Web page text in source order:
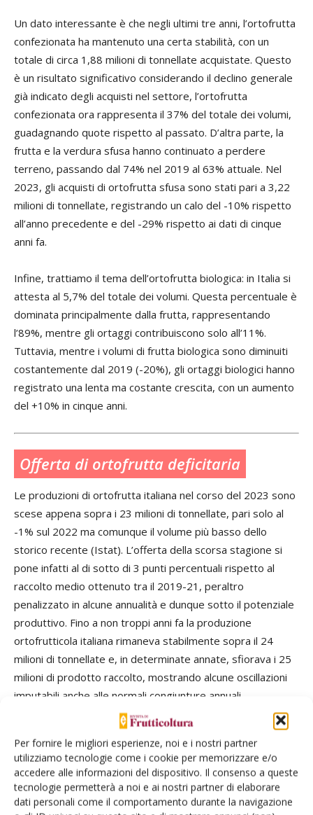
Per fornire le migliori esperienze, noi e i nostri partner
utilizziamo tecnologie come i cookie per memorizzare e/o
accedere alle informazioni del dispositivo. Il consenso a queste
tecnologie permetterà a noi e ai nostri partner di elaborare
dati personali come il comportamento durante la navigazione
Un dato interessante è che negli ultimi tre anni, l’ortofrutta
confezionata ha mantenuto una certa stabilità, con un
totale di circa 1,88 milioni di tonnellate acquistate. Questo
è un risultato significativo considerando il declino generale
già indicato degli acquisti nel settore, l’ortofrutta
confezionata ora rappresenta il 37% del totale dei volumi,
guadagnando quote rispetto al passato. D’altra parte, la
frutta e la verdura sfusa hanno continuato a perdere
terreno, passando dal 74% nel 2019 al 63% attuale. Nel
2023, gli acquisti di ortofrutta sfusa sono stati pari a 3,22
milioni di tonnellate, registrando un calo del -10% rispetto
all’anno precedente e del -29% rispetto ai dati di cinque
anni fa.
Infine, trattiamo il tema dell’ortofrutta biologica: in Italia si
attesta al 5,7% del totale dei volumi. Questa percentuale è
dominata principalmente dalla frutta, rappresentando
l’89%, mentre gli ortaggi contribuiscono solo all’11%.
Tuttavia, mentre i volumi di frutta biologica sono diminuiti
costantemente dal 2019 (-20%), gli ortaggi biologici hanno
registrato una lenta ma costante crescita, con un aumento
del +10% in cinque anni.
Offerta di ortofrutta deficitaria
Le produzioni di ortofrutta italiana nel corso del 2023 sono
scese appena sopra i 23 milioni di tonnellate, pari solo al
-1% sul 2022 ma comunque il volume più basso dello
storico recente (Istat). L’offerta della scorsa stagione si
pone infatti al di sotto di 3 punti percentuali rispetto al
raccolto medio ottenuto tra il 2019-21, peraltro
penalizzato in alcune annualità e dunque sotto il potenziale
produttivo. Fino a non troppi anni fa la produzione
ortofrutticola italiana rimaneva stabilmente sopra il 24
milioni di tonnellate e, in determinate annate, sfiorava i 25
milioni di prodotto raccolto, mostrando alcune oscillazioni
imputabili anche alle normali congiunture annuali.
Solo in parte il calo descritto precedentemente è
imputabile alle superfici, che denotano negli anni solo un
lievissimo declino per effetto di compensazioni tra le